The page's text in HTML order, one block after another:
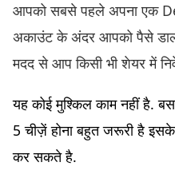
आपको सबसे पहले अपना एक
अकाउंट के अंदर आपको पैसे
मदद से आप किसी भी शेयर में
यह कोई मुश्किल काम नहीं है.
5 चीज़ें होना बहुत जरूरी है
कर सकते है.